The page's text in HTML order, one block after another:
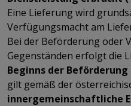
Eine Lieferung wird
Verfügungsmacht am
Bei der Beförderung oder
Gegenständen erfolgt die
Beginns der Beförderung
gilt gemäß der
innergemeinschaftliche